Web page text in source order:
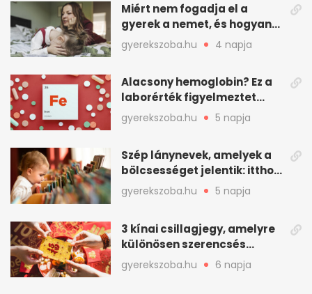
Miért nem fogadja el a
gyerek a nemet, és hogyan
mondd ki jól?
gyerekszoba.hu 4 napja
Alacsony hemoglobin? Ez a
laborérték figyelmeztet
vashiányra
gyerekszoba.hu 5 napja
Szép lánynevek, amelyek a
bölcsességet jelentik: itthon
is adhatók
gyerekszoba.hu 5 napja
3 kínai csillagjegy, amelyre
különösen szerencsés
augusztus vár
gyerekszoba.hu 6 napja